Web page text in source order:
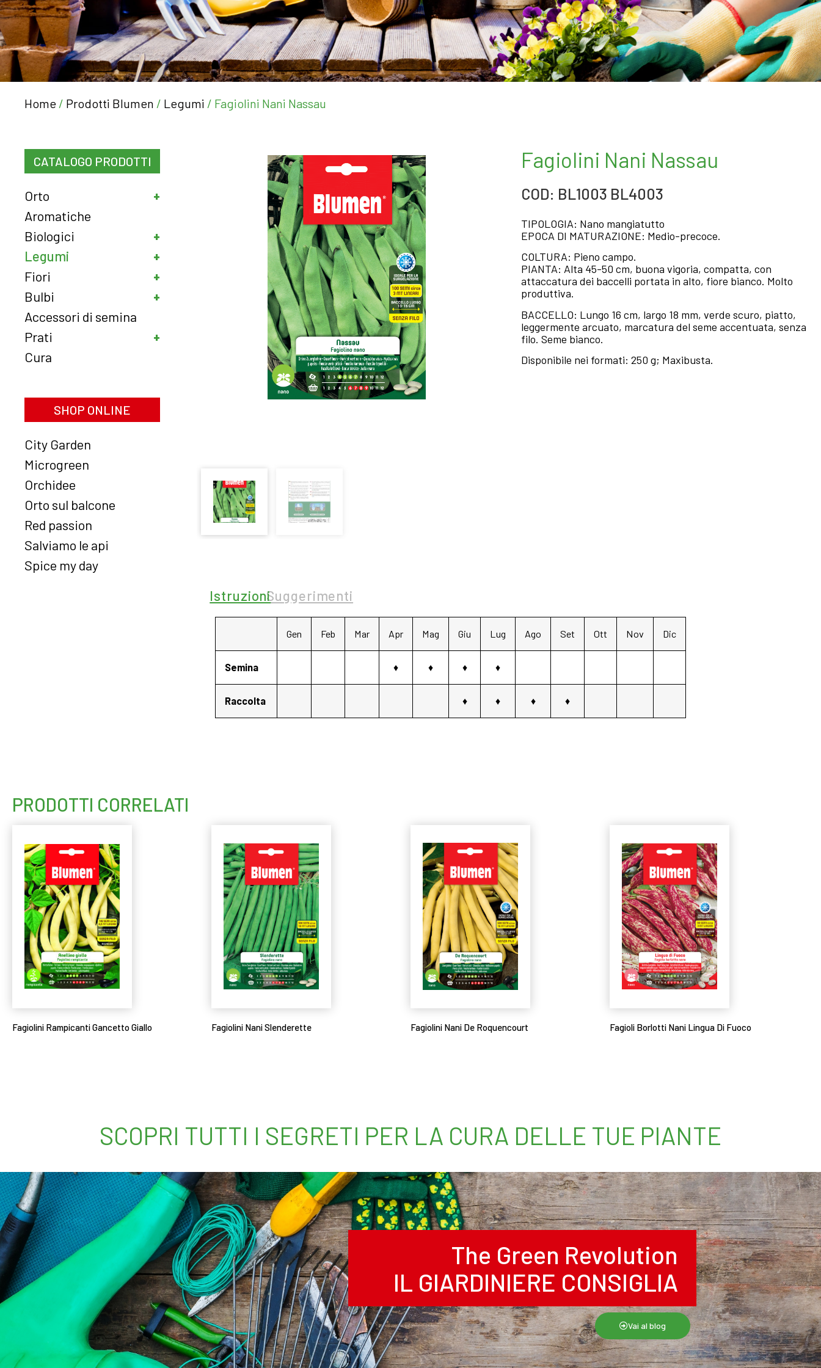
Home / Prodotti Blumen / Legumi / Fagiolini Nani Nassau
CATALOGO PRODOTTI
Orto
Aromatiche
Biologici
Legumi
Fiori
Bulbi
Accessori di semina
Prati
Cura
SHOP ONLINE
City Garden
Microgreen
Orchidee
Orto sul balcone
Red passion
Salviamo le api
Spice my day
Fagiolini Nani Nassau
COD: BL1003 BL4003
TIPOLOGIA: Nano mangiatutto
EPOCA DI MATURAZIONE: Medio-precoce.
COLTURA: Pieno campo.
PIANTA: Alta 45-50 cm, buona vigoria, compatta, con
attaccatura dei baccelli portata in alto, fiore bianco. Molto
produttiva.
BACCELLO: Lungo 16 cm, largo 18 mm, verde scuro, piatto,
leggermente arcuato, marcatura del seme accentuata, senza
filo. Seme bianco.
Disponibile nei formati: 250 g; Maxibusta.
IstruzioniSuggerimenti
Gen Feb Mar Apr Mag Giu Lug Ago Set Ott Nov Dic
Semina ♦ ♦ ♦ ♦
Raccolta ♦ ♦ ♦ ♦
PRODOTTI CORRELATI
Fagiolini Rampicanti Gancetto Giallo Fagiolini Nani Slenderette Fagiolini Nani De Roquencourt Fagioli Borlotti Nani Lingua Di Fuoco
SCOPRI TUTTI I SEGRETI PER LA CURA DELLE TUE PIANTE
The Green Revolution
IL GIARDINIERE CONSIGLIA
Vai al blog